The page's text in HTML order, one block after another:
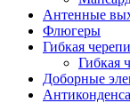
Антенные
Флюгеры
Гибкая
Гибкая
Доборные